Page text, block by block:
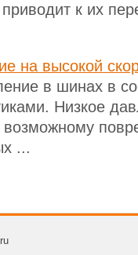
к их
на высокой
в шинах в
Низкое
возможному
...